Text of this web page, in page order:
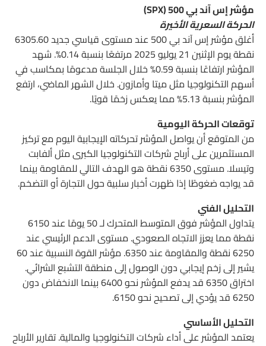
مؤشر إس آند بي 500 (SPX)
الحركة السعرية الأخيرة
أغلق مؤشر إس آند بي 500 عند مستوى قياسي جديد 6305.60
نقطة يوم الإثنين 21 يوليو 2025 مرتفعًا بنسبة 0.14%. شهد
المؤشر ارتفاعًا بنسبة 0.59% خلال الجلسة مدعومًا بمكاسب في
أسهم التكنولوجيا مثل ميتا وأمازون. خلال الشهر الماضي، ارتفع
المؤشر بنسبة 5.13% مما يعكس زخمًا قويًا.
توقعات الحركة اليومية
من المتوقع أن يواصل المؤشر تحركاته الإيجابية اليوم مع تركيز
المستثمرين على أرباح شركات التكنولوجيا الكبرى مثل ألفابت
وتيسلا. مستوى 6350 نقطة هو الهدف التالي للمقاومة بينما
قد يواجه ضغوطًا إذا ظهرت أخبار سلبية حول التجارة أو التضخم.
التحليل الفني
يتداول المؤشر فوق المتوسط المتحرك لـ 50 يومًا عند 6150
نقطة مما يعزز الاتجاه الصعودي. مستوى الدعم الرئيسي عند
6250 نقطة والمقاومة عند 6350. مؤشر القوة النسبية عند 60
يشير إلى زخم إيجابي دون الوصول إلى منطقة التشبع الشرائي.
اختراق 6350 قد يدفع المؤشر نحو 6400 بينما الانخفاض دون
6250 قد يؤدي إلى تصحيح نحو 6150.
التحليل الأساسي
يعتمد المؤشر على أداء شركات التكنولوجيا والمالية. تقارير الأرباح